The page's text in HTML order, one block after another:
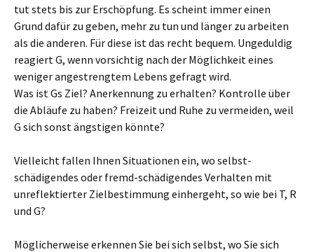
tut stets bis zur Erschöpfung. Es scheint immer einen
Grund dafür zu geben, mehr zu tun und länger zu arbeiten
als die anderen. Für diese ist das recht bequem. Ungeduldig
reagiert G, wenn vorsichtig nach der Möglichkeit eines
weniger angestrengtem Lebens gefragt wird.
Was ist Gs Ziel? Anerkennung zu erhalten? Kontrolle über
die Abläufe zu haben? Freizeit und Ruhe zu vermeiden, weil
G sich sonst ängstigen könnte?
Vielleicht fallen Ihnen Situationen ein, wo selbst-
schädigendes oder fremd-schädigendes Verhalten mit
unreflektierter Zielbestimmung einhergeht, so wie bei T, R
und G?
Möglicherweise erkennen Sie bei sich selbst, wo Sie sich